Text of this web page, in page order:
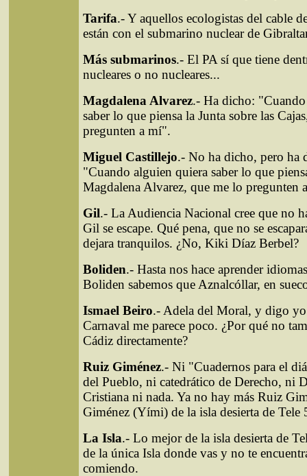
Tarifa.- Y aquellos ecologistas del cable
están con el submarino nuclear de
Más submarinos.- El PA sí que tiene
nucleares o no nucleares...
Magdalena Alvarez.- Ha dicho:
saber lo que piensa la Junta sobre las
pregunten a mí".
Miguel Castillejo.- No ha dicho, pero ha
"Cuando alguien quiera saber lo que
Magdalena Alvarez, que me lo pregunten
Gil.- La Audiencia Nacional cree que no
Gil se escape. Qué pena, que no se
dejara tranquilos. ¿No, Kiki Díaz Berbel?
Boliden.- Hasta nos hace aprender
Boliden sabemos que Aznalcóllar, en
Ismael Beiro.- Adela del Moral, y digo
Carnaval me parece poco. ¿Por qué no
Cádiz directamente?
Ruiz Giménez.- Ni "Cuadernos para el
del Pueblo, ni catedrático de Derecho, ni
Cristiana ni nada. Ya no hay más Ruiz
Giménez (Yími) de la isla desierta de Tele
La Isla.- Lo mejor de la isla desierta de
de la única Isla donde vas y no te
comiendo.